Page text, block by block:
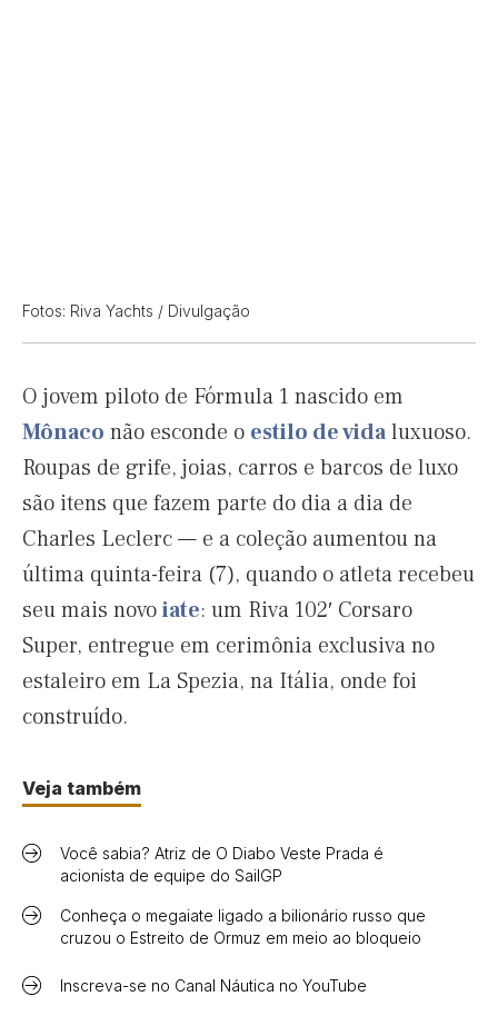
Fotos: Riva Yachts / Divulgação
O jovem piloto de Fórmula 1 nascido em
Mônaco não esconde o estilo de vidaluxuoso.
Roupas de grife, joias, carros e barcos de luxo
são itens que fazem parte do dia a dia de
Charles Leclerc — e a coleção aumentou na
última quinta-feira (7), quando o atleta recebeu
seu mais novoiate: um Riva 102′ Corsaro
Super, entregue em cerimônia exclusiva no
estaleiro em La Spezia, na Itália, onde foi
construído.
Veja também
Você sabia? Atriz de O Diabo Veste Prada é
acionista de equipe do SailGP
Conheça o megaiate ligado a bilionário russo que
cruzou o Estreito de Ormuz em meio ao bloqueio
Inscreva-se no Canal Náutica no YouTube